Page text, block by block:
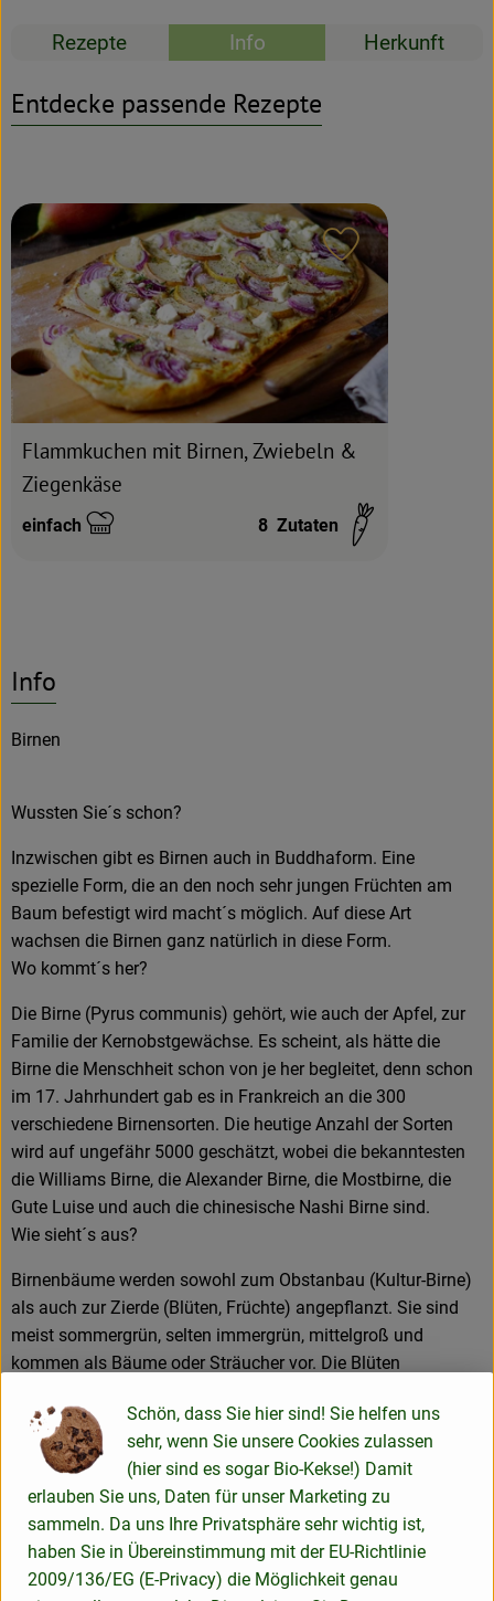
Bio-Kochboxen
Rezepte Info Herkunft
Entdecke passende Rezepte
Flammkuchen mit Birnen, Zwiebeln &
Ziegenkäse
Schwierigkeit:
einfach 8 Zutaten
Rezept zu
Info
Birnen
Wussten Sie´s schon?
Inzwischen gibt es Birnen auch in Buddhaform. Eine
spezielle Form, die an den noch sehr jungen Früchten am
Baum befestigt wird macht´s möglich. Auf diese Art
wachsen die Birnen ganz natürlich in diese Form.
Wo kommt´s her?
Die Birne (Pyrus communis) gehört, wie auch der Apfel, zur
Familie der Kernobstgewächse. Es scheint, als hätte die
Birne die Menschheit schon von je her begleitet, denn schon
im 17. Jahrhundert gab es in Frankreich an die 300
verschiedene Birnensorten. Die heutige Anzahl der Sorten
wird auf ungefähr 5000 geschätzt, wobei die bekanntesten
die Williams Birne, die Alexander Birne, die Mostbirne, die
Gute Luise und auch die chinesische Nashi Birne sind.
Wie sieht´s aus?
Birnenbäume werden sowohl zum Obstanbau (Kultur-Birne)
als auch zur Zierde (Blüten, Früchte) angepflanzt. Sie sind
meist sommergrün, selten immergrün, mittelgroß und
kommen als Bäume oder Sträucher vor. Die Blüten
doldentraubigen bis traubigen Blütenständen. Die Früchte
sind meist flaschenförmig, selten auch rundlich. Sie haben
eine Länge von 2,5 bis 6 Zentimetern. Bei europäischen
Kulturformen können sie auch viel größer sein, bei
asiatischen kleiner.
Wie verwende ich´s?
Schön, dass Sie hier sind! Sie helfen uns
sehr, wenn Sie unsere Cookies zulassen
(hier sind es sogar Bio-Kekse!) Damit
erlauben Sie uns, Daten für unser Marketing zu
sammeln. Da uns Ihre Privatsphäre sehr wichtig ist,
haben Sie in Übereinstimmung mit der EU-Richtlinie
2009/136/EG (E-Privacy) die Möglichkeit genau